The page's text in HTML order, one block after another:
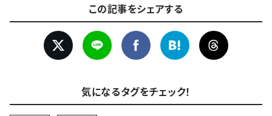
この記事をシェアする
気になるタグをチェック！